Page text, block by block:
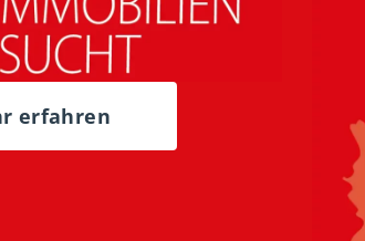
erfahren